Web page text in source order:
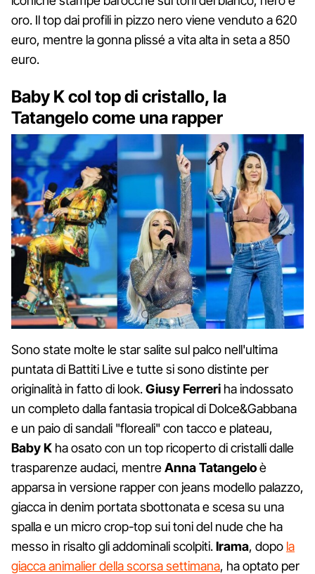
oro. Il top dai profili in pizzo nero viene venduto a 620
euro, mentre la gonna plissé a vita alta in seta a 850
euro.
Baby K col top di cristallo, la
Tatangelo come una rapper
Sono state molte le star salite sul palco nell'ultima
puntata di Battiti Live e tutte si sono distinte per
originalità in fatto di look.Giusy Ferreri ha indossato
un completo dalla fantasia tropical di Dolce&Gabbana
e un paio di sandali "floreali" con tacco e plateau,
Baby K ha osato con un top ricoperto di cristalli dalle
trasparenze audaci, mentreAnna Tatangeloè
apparsa in versione rapper con jeans modello palazzo,
giacca in denim portata sbottonata e scesa su una
spalla e un micro crop-top sui toni del nude che ha
messo in risalto gli addominali scolpiti.Irama, dopo la
giacca animalier della scorsa settimana, ha optato per